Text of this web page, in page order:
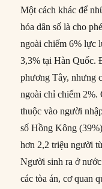
Một cách khác để
hóa dân số là cho
ngoài chiếm 6% lực
3,3% tại Hàn Quốc.
phương Tây, nhưng
ngoài chỉ chiếm 2%.
thuộc vào người
số Hồng Kông
hơn 2,2 triệu người
Người sinh ra ở
các tòa án, cơ quan